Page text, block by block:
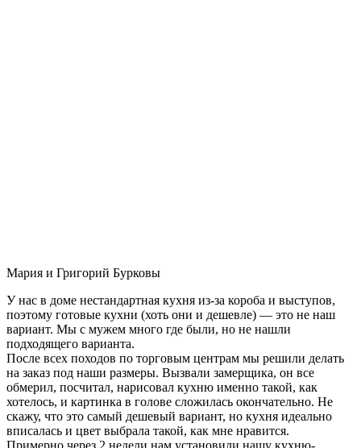
Мария и Григорий Бурковы
У нас в доме нестандартная кухня из-за короба и выступов,
поэтому готовые кухни (хоть они и дешевле) — это не наш
вариант. Мы с мужем много где были, но не нашли
подходящего варианта.
После всех походов по торговым центрам мы решили делать
на заказ под наши размеры. Вызвали замерщика, он все
обмерил, посчитал, нарисовал кухню именно такой, как
хотелось, и картинка в голове сложилась окончательно. Не
скажу, что это самый дешевый вариант, но кухня идеально
вписалась и цвет выбрала такой, как мне нравится.
Примерно через 2 недели нам установили нашу кухню-